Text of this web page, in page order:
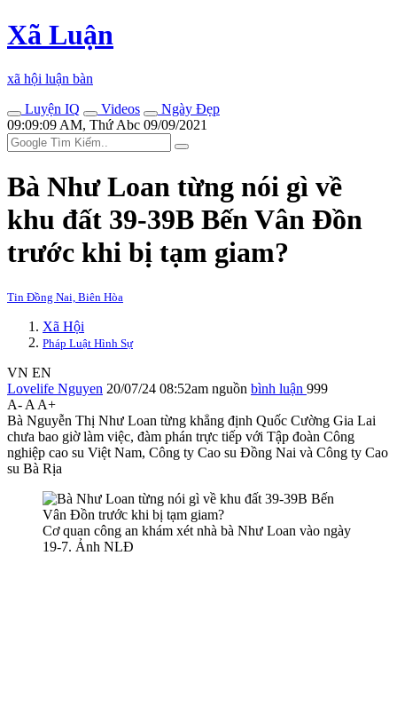
Xã Luận
xã hội luận bàn
Luyện IQ
Videos
Ngày Đẹp
09:09:09 AM, Thứ Abc 09/09/2021
Bà Như Loan từng nói gì về
khu đất 39-39B Bến Vân Đồn
trước khi bị tạm giam?
Tin Đồng Nai, Biên Hòa
Xã Hội
Pháp Luật Hình Sự
VN EN
Lovelife Nguyen 20/07/24 08:52am nguồn bình luận 999
A- A A+
Bà Nguyễn Thị Như Loan từng khẳng định Quốc Cường Gia Lai
chưa bao giờ làm việc, đàm phán trực tiếp với Tập đoàn Công
nghiệp cao su Việt Nam, Công ty Cao su Đồng Nai và Công ty Cao
su Bà Rịa
Cơ quan công an khám xét nhà bà Như Loan vào ngày
19-7. Ảnh NLĐ